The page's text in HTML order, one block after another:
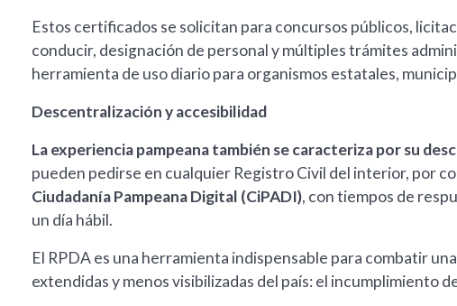
Estos certificados se solicitan para concursos públicos,
conducir, designación de personal y múltiples trámites
herramienta de uso diario para organismos estatales,
Descentralización y accesibilidad
La experiencia pampeana también se caracteriza por su
pueden pedirse en cualquier Registro Civil del interior, por
Ciudadanía Pampeana Digital (CiPADI), con tiempos de
un día hábil.
El RPDA es una herramienta indispensable para combatir
extendidas y menos visibilizadas del país: el incumplimiento